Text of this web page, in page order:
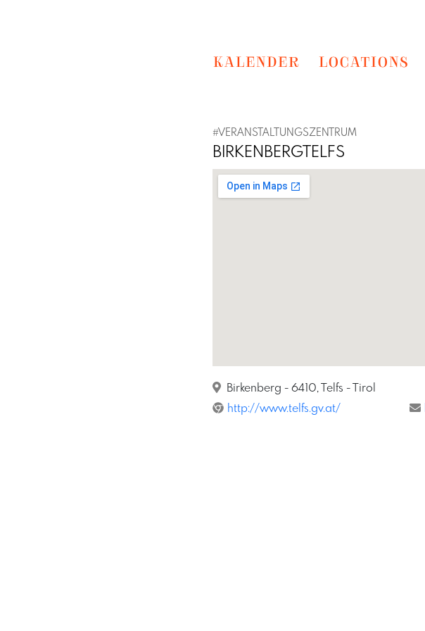
KALENDER LOCATIONS
#VERANSTALTUNGSZENTRUM
BIRKENBERGTELFS
Birkenberg - 6410, Telfs - Tirol
http://www.telfs.gv.at/